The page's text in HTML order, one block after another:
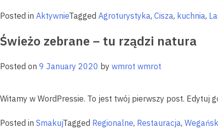
Posted in AktywnieTagged Agroturystyka, Cisza, kuchnia,
Świeżo zebrane – tu rządzi natura
Posted on 9 January 2020 by wmrot wmrot
Witamy w WordPressie. To jest twój pierwszy post. Edytuj
Posted in SmakujTagged Regionalne, Restauracja,